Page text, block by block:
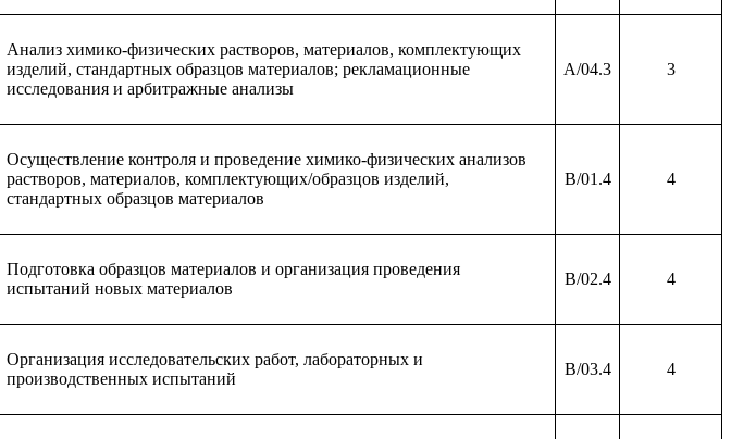
Анализ химико-физических растворов, материалов, комплектующих
изделий, стандартных образцов материалов; рекламационные
исследования и арбитражные анализы
A/04.3 3
Осуществление контроля и проведение химико-физических анализов
растворов, материалов, комплектующих/образцов изделий,
стандартных образцов материалов
B/01.4 4
Подготовка образцов материалов и организация проведения
испытаний новых материалов
B/02.4 4
Организация исследовательских работ, лабораторных и
производственных испытаний
B/03.4 4